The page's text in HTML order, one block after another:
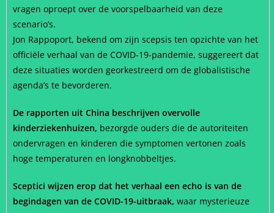
vragen oproept over de voorspelbaarheid van deze
scenario’s.
Jon Rappoport, bekend om zijn scepsis ten opzichte van het
officiële verhaal van de COVID-19-pandemie, suggereert dat
deze situaties worden georkestreerd om de globalistische
agenda’s te bevorderen.
De rapporten uit China beschrijven overvolle
kinderziekenhuizen, bezorgde ouders die de autoriteiten
ondervragen en kinderen die symptomen vertonen zoals
hoge temperaturen en longknobbeltjes.
Sceptici wijzen erop dat het verhaal een echo is van de
begindagen van de COVID-19-uitbraak, waar mysterieuze